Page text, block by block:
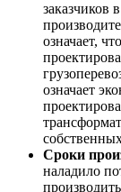
заказчиков
означает,
означает
Сроки
наладило